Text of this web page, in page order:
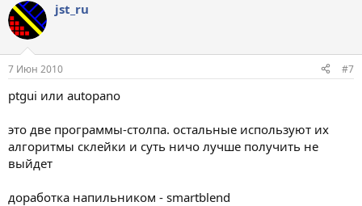
jst_ru
7 Июн 2010 #7
ptgui или autopano
это две программы-столпа. остальные используют их
алгоритмы склейки и суть ничо лучше получить не
выйдет
доработка напильником - smartblend